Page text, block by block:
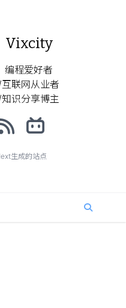
Vixcity
编程爱好者
联网从业者
识分享博主
生成的站点